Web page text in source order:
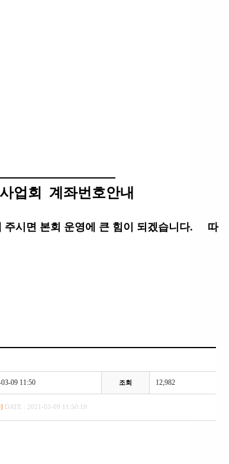
업회 계좌번호안내
주시면 본회 운영에 큰 힘이 되겠습니다. 따
09 11:50 조회 12,982
DATE : 2021-03-09 11:50:19